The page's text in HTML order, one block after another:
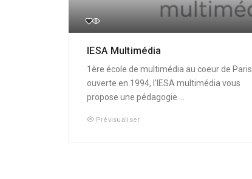
IESA Multimédia
1ère école de multimédia au coeur de Paris
ouverte en 1994, l'IESA multimédia vous
propose une pédagogie ...
Prévisualiser